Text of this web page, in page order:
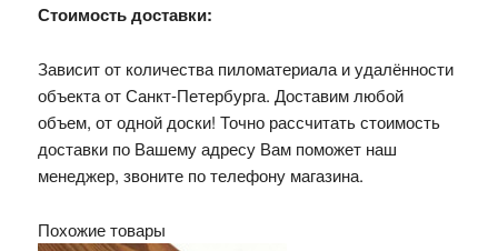
Стоимость доставки:
Зависит от количества пиломатериала и удалённости
объекта от Санкт-Петербурга. Доставим любой
объем, от одной доски! Точно рассчитать стоимость
доставки по Вашему адресу Вам поможет наш
менеджер, звоните по телефону магазина.
Похожие товары